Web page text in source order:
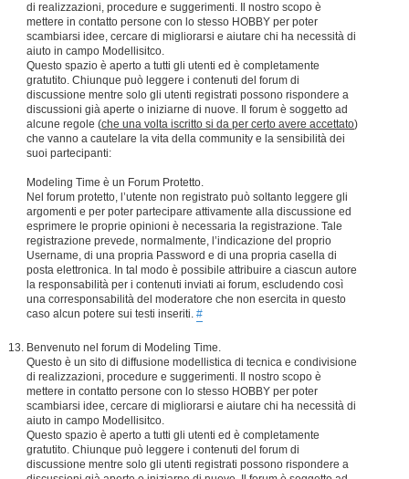
di realizzazioni, procedure e suggerimenti. Il nostro scopo è
mettere in contatto persone con lo stesso HOBBY per poter
scambiarsi idee, cercare di migliorarsi e aiutare chi ha necessità di
aiuto in campo Modellisitco.
Questo spazio è aperto a tutti gli utenti ed è completamente
gratutito. Chiunque può leggere i contenuti del forum di
discussione mentre solo gli utenti registrati possono rispondere a
discussioni già aperte o iniziarne di nuove. Il forum è soggetto ad
alcune regole (che una volta iscritto si da per certo avere accettato)
che vanno a cautelare la vita della community e la sensibilità dei
suoi partecipanti:
Modeling Time è un Forum Protetto.
Nel forum protetto, l’utente non registrato può soltanto leggere gli
argomenti e per poter partecipare attivamente alla discussione ed
esprimere le proprie opinioni è necessaria la registrazione. Tale
registrazione prevede, normalmente, l’indicazione del proprio
Username, di una propria Password e di una propria casella di
posta elettronica. In tal modo è possibile attribuire a ciascun autore
la responsabilità per i contenuti inviati ai forum, escludendo così
una corresponsabilità del moderatore che non esercita in questo
caso alcun potere sui testi inseriti. #
Benvenuto nel forum di Modeling Time.
Questo è un sito di diffusione modellistica di tecnica e condivisione
di realizzazioni, procedure e suggerimenti. Il nostro scopo è
mettere in contatto persone con lo stesso HOBBY per poter
scambiarsi idee, cercare di migliorarsi e aiutare chi ha necessità di
aiuto in campo Modellisitco.
Questo spazio è aperto a tutti gli utenti ed è completamente
gratutito. Chiunque può leggere i contenuti del forum di
discussione mentre solo gli utenti registrati possono rispondere a